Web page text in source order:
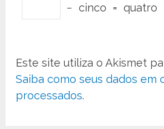
− cinco = quatro
Este site utiliza o Akismet
Saiba como seus dados em
processados.